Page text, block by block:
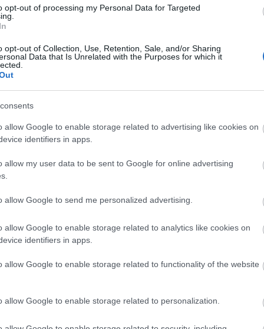
opt-out of processing my Personal Data for Targeted
opt-out of Collection, Use, Retention, Sale, and/or Sharing
Data that Is Unrelated with the Purposes for which it
allow Google to enable storage related to advertising like cookies on
identifiers in apps.
allow my user data to be sent to Google for online advertising
allow Google to send me personalized advertising.
allow Google to enable storage related to analytics like cookies on
identifiers in apps.
allow Google to enable storage related to functionality of the website
allow Google to enable storage related to personalization.
szeret
is
azért, mert vágyat érzel egy egész csokoládétorta
hogy az jót tesz neked. És csak azért, mert úgy
az nem árt senkinek, még nem jelenti azt, hogy
ezt írja: "Nem a bűnös természeted irányít titeket. A
)
)